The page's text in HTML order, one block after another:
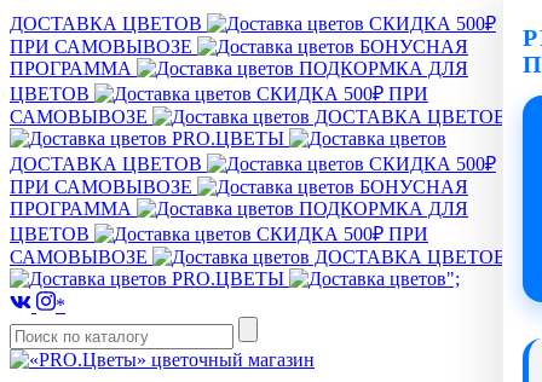
ДОСТАВКА ЦВЕТОВ
СКИДКА 500₽
ПРИ САМОВЫВОЗЕ
БОНУСНАЯ
ПРОГРАММА
ПОДКОРМКА ДЛЯ
ЦВЕТОВ
СКИДКА 500₽ ПРИ
САМОВЫВОЗЕ
ДОСТАВКА ЦВЕТОВ
PRO.ЦВЕТЫ
ДОСТАВКА ЦВЕТОВ
СКИДКА 500₽
ПРИ САМОВЫВОЗЕ
БОНУСНАЯ
ПРОГРАММА
ПОДКОРМКА ДЛЯ
ЦВЕТОВ
СКИДКА 500₽ ПРИ
САМОВЫВОЗЕ
ДОСТАВКА ЦВЕТОВ
PRO.ЦВЕТЫ
";
*